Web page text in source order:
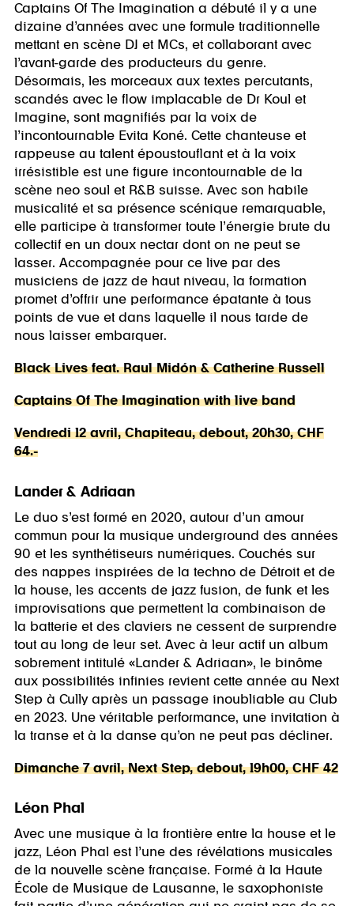
Captains Of The Imagination a débuté il y a une
dizaine d’années avec une formule traditionnelle
mettant en scène DJ et MCs, et collaborant avec
l’avant-garde des producteurs du genre.
Désormais, les morceaux aux textes percutants,
scandés avec le flow implacable de Dr Koul et
Imagine, sont magnifiés par la voix de
l’incontournable Evita Koné. Cette chanteuse et
rappeuse au talent époustouflant et à la voix
irrésistible est une figure incontournable de la
scène neo soul et R&B suisse. Avec son habile
musicalité et sa présence scénique remarquable,
elle participe à transformer toute l’énergie brute du
collectif en un doux nectar dont on ne peut se
lasser. Accompagnée pour ce live par des
musiciens de jazz de haut niveau, la formation
promet d’offrir une performance épatante à tous
points de vue et dans laquelle il nous tarde de
nous laisser embarquer.
Black Lives feat. Raul Midón & Catherine Russell
Captains Of The Imagination with live band
Vendredi 12 avril, Chapiteau, debout, 20h30, CHF
64.-
Lander & Adriaan
Le duo s’est formé en 2020, autour d’un amour
commun pour la musique underground des années
90 et les synthétiseurs numériques. Couchés sur
des nappes inspirées de la techno de Détroit et de
la house, les accents de jazz fusion, de funk et les
improvisations que permettent la combinaison de
la batterie et des claviers ne cessent de surprendre
tout au long de leur set. Avec à leur actif un album
sobrement intitulé «Lander & Adriaan», le binôme
aux possibilités infinies revient cette année au Next
Step à Cully après un passage inoubliable au Club
en 2023. Une véritable performance, une invitation à
la transe et à la danse qu’on ne peut pas décliner.
Dimanche 7 avril, Next Step, debout, 19h00, CHF 42
Léon Phal
Avec une musique à la frontière entre la house et le
jazz, Léon Phal est l’une des révélations musicales
de la nouvelle scène française. Formé à la Haute
École de Musique de Lausanne, le saxophoniste